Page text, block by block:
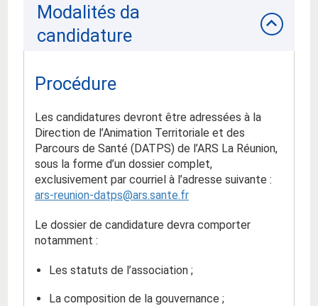
Modalités da
candidature
Procédure
Les candidatures devront être adressées à la
Direction de l’Animation Territoriale et des
Parcours de Santé (DATPS) de l’ARS La Réunion,
sous la forme d’un dossier complet,
exclusivement par courriel à l’adresse suivante :
ars-reunion-datps@ars.sante.fr
Le dossier de candidature devra comporter
notamment :
Les statuts de l’association ;
La composition de la gouvernance ;